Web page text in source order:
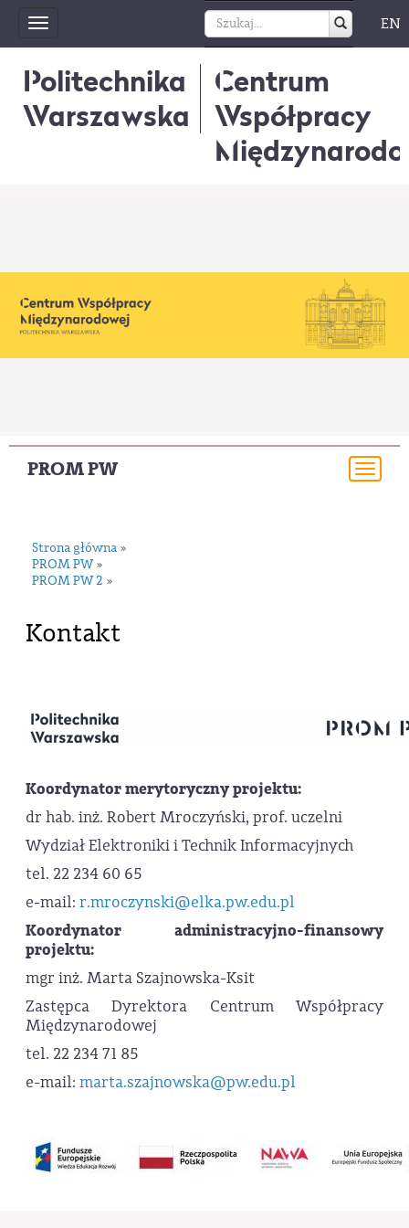
Toggle
navigation
EN
Politechnika
Warszawska
Centrum
Współpracy
PROM PW
Strona główna »
PROM PW »
PROM PW 2 »
Kontakt
Koordynator merytoryczny projektu:
dr hab. inż. Robert Mroczyński, prof. uczelni
Wydział Elektroniki i Technik Informacyjnych
tel. 22 234 60 65
e-mail: r.mroczynski@elka.pw.edu.pl
Koordynator administracyjno-finansowy
projektu:
mgr inż. Marta Szajnowska-Ksit
Zastępca Dyrektora Centrum Współpracy
Międzynarodowej
tel. 22 234 71 85
e-mail: marta.szajnowska@pw.edu.pl